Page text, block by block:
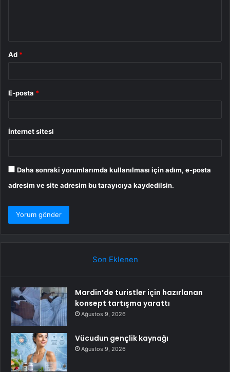
Ad *
E-posta *
İnternet sitesi
Daha sonraki yorumlarımda kullanılması için adım, e-posta
adresim ve site adresim bu tarayıcıya kaydedilsin.
Son Eklenen
Mardin’de turistler için hazırlanan
konsept tartışma yarattı
Ağustos 9, 2026
Vücudun gençlik kaynağı
Ağustos 9, 2026